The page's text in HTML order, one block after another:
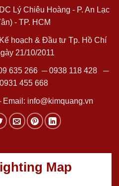
Lý Chiêu Hoàng - P. An Lạc
- TP. HCM
hoạch & Đầu tư Tp. Hồ Chí
21/10/2011
635 266─0938 118 428─
0931 455 668
Email: info@kimquang.vn
Map